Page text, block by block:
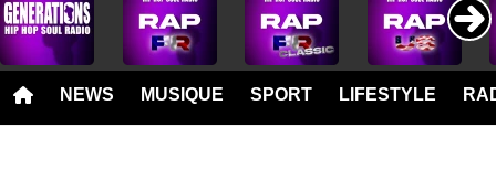
NEWS MUSIQUE SPORT LIFESTYLE